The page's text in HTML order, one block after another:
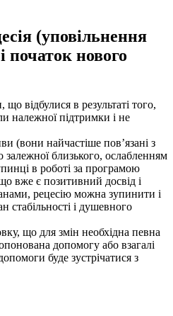
(уповільнення
початок нового
відбулися в результаті того,
належної підтримки і не
(вони найчастіше пов’язані з
близького, ослабленням
в роботі за програмою
вже є позитивний досвід і
рецесію можна зупинити і
стабільності і душевного
що для змін необхідна певна
допомогу або взагалі
буде зустрічатися з